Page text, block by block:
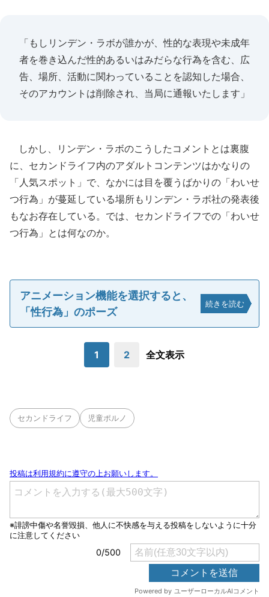
「もしリンデン・ラボが誰かが、性的な表現や未成年
者を巻き込んだ性的あるいはみだらな行為を含む、広
告、場所、活動に関わっていることを認知した場合、
そのアカウントは削除され、当局に通報いたします」
しかし、リンデン・ラボのこうしたコメントとは裏腹
に、セカンドライフ内のアダルトコンテンツはかなりの
「人気スポット」で、なかには目を覆うばかりの「わいせ
つ行為」が蔓延している場所もリンデン・ラボ社の発表後
もなお存在している。では、セカンドライフでの「わいせ
つ行為」とは何なのか。
アニメーション機能を選択すると、
「性行為」のポーズ
続きを読む
1 2 全文表示
セカンドライフ 児童ポルノ